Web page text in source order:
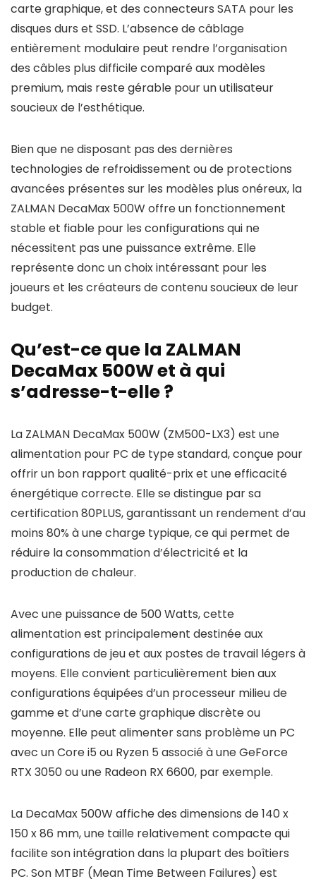
carte graphique, et des connecteurs SATA pour les
disques durs et SSD. L’absence de câblage
entièrement modulaire peut rendre l’organisation
des câbles plus difficile comparé aux modèles
premium, mais reste gérable pour un utilisateur
soucieux de l’esthétique.
Bien que ne disposant pas des dernières
technologies de refroidissement ou de protections
avancées présentes sur les modèles plus onéreux, la
ZALMAN DecaMax 500W offre un fonctionnement
stable et fiable pour les configurations qui ne
nécessitent pas une puissance extrême. Elle
représente donc un choix intéressant pour les
joueurs et les créateurs de contenu soucieux de leur
budget.
Qu’est-ce que la ZALMAN
DecaMax 500W et à qui
s’adresse-t-elle ?
La ZALMAN DecaMax 500W (ZM500-LX3) est une
alimentation pour PC de type standard, conçue pour
offrir un bon rapport qualité-prix et une efficacité
énergétique correcte. Elle se distingue par sa
certification 80PLUS, garantissant un rendement d’au
moins 80% à une charge typique, ce qui permet de
réduire la consommation d’électricité et la
production de chaleur.
Avec une puissance de 500 Watts, cette
alimentation est principalement destinée aux
configurations de jeu et aux postes de travail légers à
moyens. Elle convient particulièrement bien aux
configurations équipées d’un processeur milieu de
gamme et d’une carte graphique discrète ou
moyenne. Elle peut alimenter sans problème un PC
avec un Core i5 ou Ryzen 5 associé à une GeForce
RTX 3050 ou une Radeon RX 6600, par exemple.
La DecaMax 500W affiche des dimensions de 140 x
150 x 86 mm, une taille relativement compacte qui
facilite son intégration dans la plupart des boîtiers
PC. Son MTBF (Mean Time Between Failures) est